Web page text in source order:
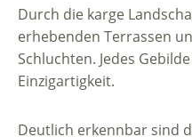
Durch die karge
erhebenden Terrassen
Schluchten. Jedes
Einzigartigkeit.
Deutlich erkennbar sind